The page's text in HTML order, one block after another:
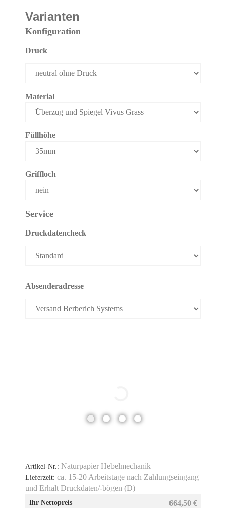
Varianten
Konfiguration
Druck
Material
Füllhöhe
Griffloch
Service
Druckdatencheck
Absenderadresse
Artikel-Nr.: Naturpapier Hebelmechanik
Lieferzeit: ca. 15-20 Arbeitstage nach Zahlungseingang
und Erhalt Druckdaten/-bögen (D)
Ihr Nettopreis 664,50 €